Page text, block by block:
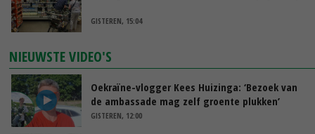
GISTEREN, 15:04
NIEUWSTE VIDEO'S
Oekraïne-vlogger Kees Huizinga: ‘Bezoek van
de ambassade mag zelf groente plukken’
GISTEREN, 12:00